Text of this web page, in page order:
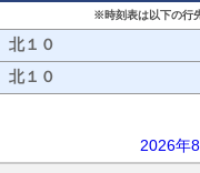
※時刻表は以下の行
北１０
北１０
2026年